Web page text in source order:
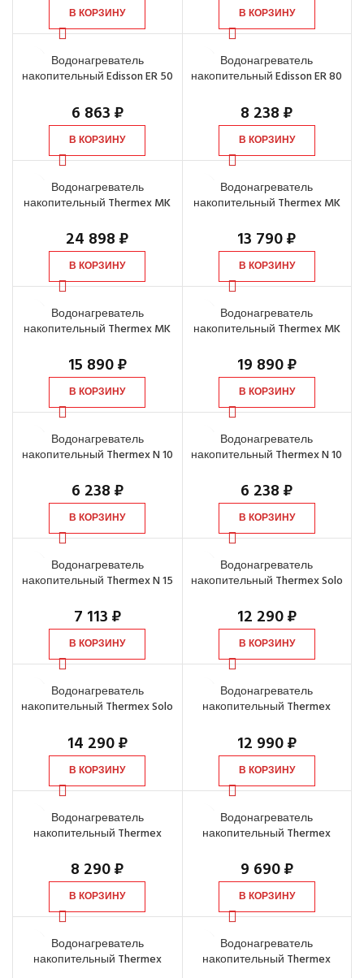
В КОРЗИНУ В КОРЗИНУ
Водонагреватель
накопительный Edisson ER 50
6 863₽
В КОРЗИНУ
Водонагреватель
накопительный Edisson ER 80
8 238₽
В КОРЗИНУ
Водонагреватель
накопительный Thermex MK
24 898₽
В КОРЗИНУ
Водонагреватель
накопительный Thermex MK
13 790₽
В КОРЗИНУ
Водонагреватель
накопительный Thermex MK
15 890₽
В КОРЗИНУ
Водонагреватель
накопительный Thermex MK
19 890₽
В КОРЗИНУ
Водонагреватель
накопительный Thermex N 10
6 238₽
В КОРЗИНУ
Водонагреватель
накопительный Thermex N 10
6 238₽
В КОРЗИНУ
Водонагреватель
накопительный Thermex N 15
7 113₽
В КОРЗИНУ
Водонагреватель
накопительный Thermex Solo
12 290₽
В КОРЗИНУ
Водонагреватель
накопительный Thermex Solo
14 290₽
В КОРЗИНУ
Водонагреватель
накопительный Thermex
12 990₽
В КОРЗИНУ
Водонагреватель
накопительный Thermex
8 290₽
В КОРЗИНУ
Водонагреватель
накопительный Thermex
9 690₽
В КОРЗИНУ
Водонагреватель
накопительный Thermex
Водонагреватель
накопительный Thermex